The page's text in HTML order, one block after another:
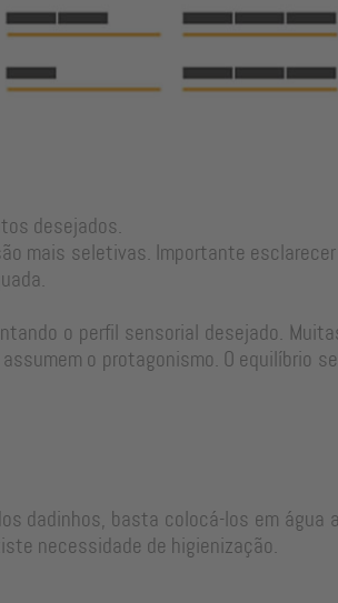
desejados.
mais seletivas. Importante
o perfil sensorial desejado.
o protagonismo. O equilíbrio
dadinhos, basta colocá-los em
necessidade de higienização.